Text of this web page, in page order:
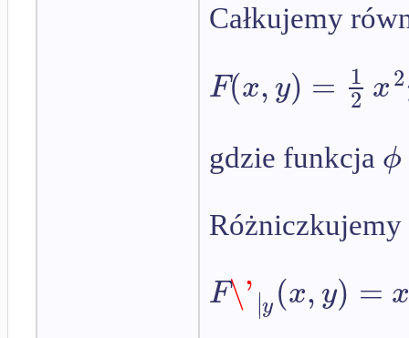
Całkujemy
F(x,y) = 1
2 x2
gdzie funkcja ϕ
F\'∣
∣y(x,y) =